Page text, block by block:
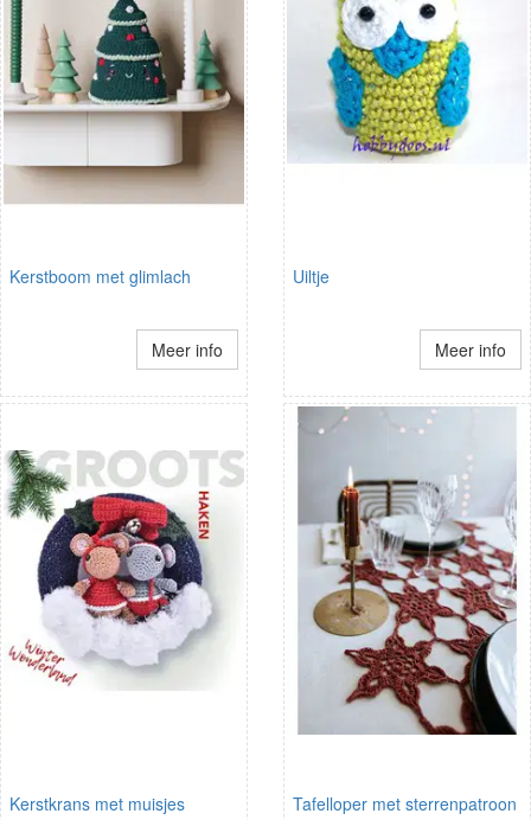
Kerstboom met glimlach
Meer info
Uiltje
Meer info
Kerstkrans met muisjes Tafelloper met sterrenpatroon